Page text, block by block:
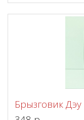
Брызговик